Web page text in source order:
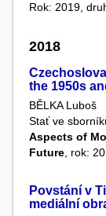
Rok: 2019,
2018
the 1950s
BĚLKA Luboš
Stať ve
Aspects of
Future, rok:
Povstání v
mediální